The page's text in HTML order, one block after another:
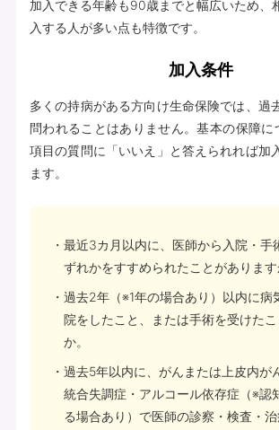
加入できる年齢も90歳までと幅広いため、
入する人が多い点も特徴です。
加入条件
多くの持病がある方向け生命保険では、過
問われることはありません。基本の保障に
項目の質問に「いいえ」と答えられれば加
ます。
最近3カ月以内に、医師から入院・手
ずれかをすすめられたことがあります
過去2年（※1年の場合あり）以内に病
院をしたこと、または手術を受けた
か。
過去5年以内に、がんまたは上皮内が
統合失調症・アルコール依存症（※認
る場合あり）で医師の診察・検査・